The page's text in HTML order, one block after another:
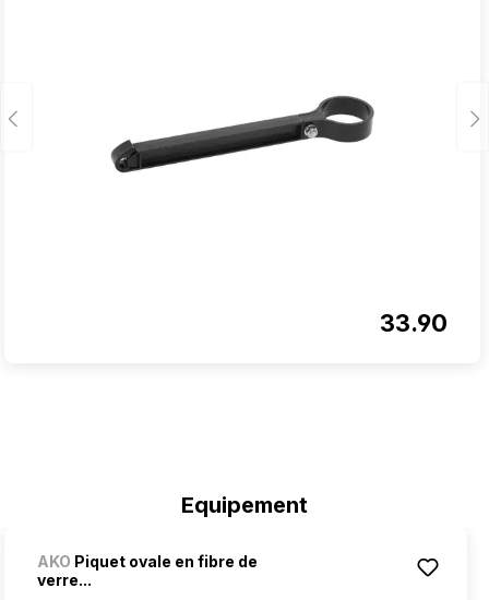
33.90
Equipement
AKO Piquet ovale en fibre de
verre...